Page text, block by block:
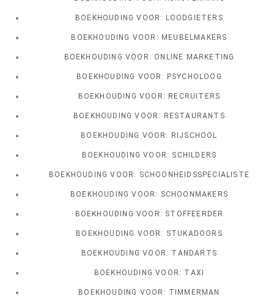
BOEKHOUDING VOOR: LOODGIETERS
BOEKHOUDING VOOR: MEUBELMAKERS
BOEKHOUDING VOOR: ONLINE MARKETING
BOEKHOUDING VOOR: PSYCHOLOOG
BOEKHOUDING VOOR: RECRUITERS
BOEKHOUDING VOOR: RESTAURANTS
BOEKHOUDING VOOR: RIJSCHOOL
BOEKHOUDING VOOR: SCHILDERS
BOEKHOUDING VOOR: SCHOONHEIDSSPECIALISTE
BOEKHOUDING VOOR: SCHOONMAKERS
BOEKHOUDING VOOR: STOFFEERDER
BOEKHOUDING VOOR: STUKADOORS
BOEKHOUDING VOOR: TANDARTS
BOEKHOUDING VOOR: TAXI
BOEKHOUDING VOOR: TIMMERMAN